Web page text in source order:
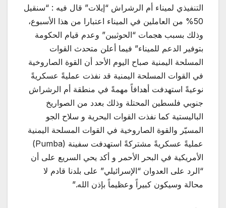
التنفيذي لميناء أم الرشراش “إيلات” قال فيه : “سنقيل
50% من العاملين في الميناء اعتبارا من هذا الأسبوع،
وذلك بسبب هجمات “الحوثيين” وعدم قيام الحكومة
بتوفير الدعم للميناء” فيما أعلن متحدث القوات
المسلحة اليمنية صباح اليوم الأحد أن القوة الصاروخية
في القوات المسلحة اليمنية قد نفذت عمليةً عسكريةً
نوعيةً استهدفت أهدافاً مهمةً في منطقة أم الرشراش
جنوبي فلسطين المحتلة وذلك بعدد من الصواريخ
الباليستية كما نفذت القوات البحرية و سلاح الجو
المسيّر والقوة الصاروخية في القوات المسلحة اليمنية
عمليةً عسكريةً مشتركةً استهدفت سفينة (Pumba)
الأمريكية في البحر الأحمر و أكد يحي السريع على أن
“الرد على العدوان “الإسرائيلي” على بلدنا قادم لا
محالة وسيكون كبيراً وعظيماً بإذن الله.”